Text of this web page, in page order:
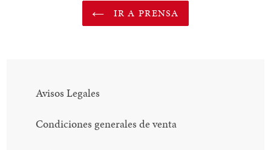
IR A PRENSA
Avisos Legales
Condiciones generales de venta